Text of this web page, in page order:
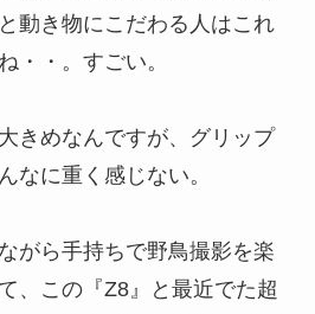
動き物にこだわる人はこれ
・・。すごい。
きめなんですが、グリップ
なに重く感じない。
がら手持ちで野鳥撮影を楽
、この『Z8』と最近でた超